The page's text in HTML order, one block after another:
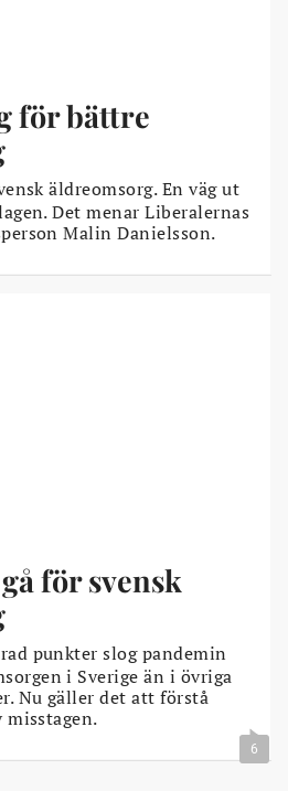
för bättre
äldreomsorg. En väg ut
Det menar Liberalernas
Malin Danielsson.
för svensk
punkter slog pandemin
i Sverige än i övriga
Nu gäller det att förstå
misstagen.
6